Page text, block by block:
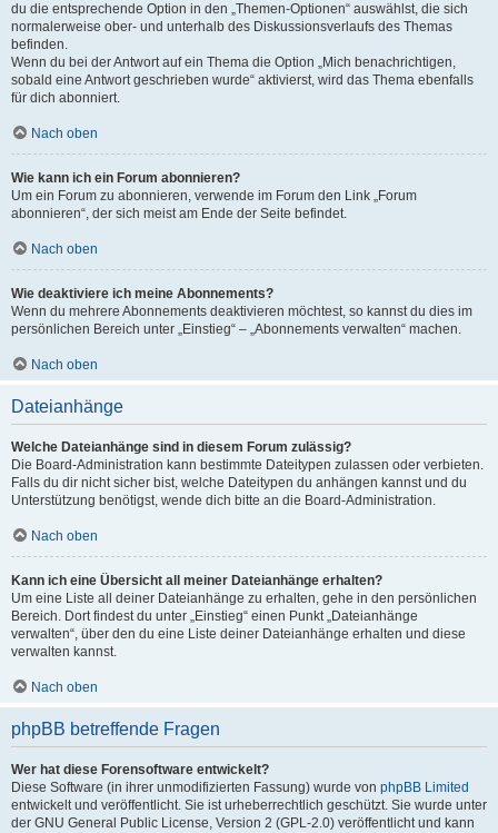
du die entsprechende Option in den „Themen-Optionen“ auswählst, die sich
normalerweise ober- und unterhalb des Diskussionsverlaufs des Themas
befinden.
Wenn du bei der Antwort auf ein Thema die Option „Mich benachrichtigen,
sobald eine Antwort geschrieben wurde“ aktivierst, wird das Thema ebenfalls
für dich abonniert.
Nach oben
Wie kann ich ein Forum abonnieren?
Um ein Forum zu abonnieren, verwende im Forum den Link „Forum
abonnieren“, der sich meist am Ende der Seite befindet.
Nach oben
Wie deaktiviere ich meine Abonnements?
Wenn du mehrere Abonnements deaktivieren möchtest, so kannst du dies im
persönlichen Bereich unter „Einstieg“ – „Abonnements verwalten“ machen.
Nach oben
Dateianhänge
Welche Dateianhänge sind in diesem Forum zulässig?
Die Board-Administration kann bestimmte Dateitypen zulassen oder verbieten.
Falls du dir nicht sicher bist, welche Dateitypen du anhängen kannst und du
Unterstützung benötigst, wende dich bitte an die Board-Administration.
Nach oben
Kann ich eine Übersicht all meiner Dateianhänge erhalten?
Um eine Liste all deiner Dateianhänge zu erhalten, gehe in den persönlichen
Bereich. Dort findest du unter „Einstieg“ einen Punkt „Dateianhänge
verwalten“, über den du eine Liste deiner Dateianhänge erhalten und diese
verwalten kannst.
Nach oben
phpBB betreffende Fragen
Wer hat diese Forensoftware entwickelt?
Diese Software (in ihrer unmodifizierten Fassung) wurde von phpBB Limited
entwickelt und veröffentlicht. Sie ist urheberrechtlich geschützt. Sie wurde unter
der GNU General Public License, Version 2 (GPL-2.0) veröffentlicht und kann